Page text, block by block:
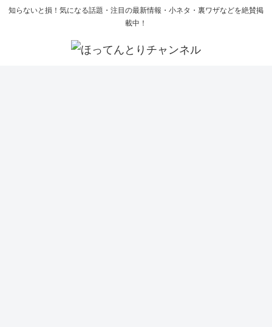
知らないと損！気になる話題・注目の最新情報・小ネタ・裏ワザなどを絶賛掲
載中！